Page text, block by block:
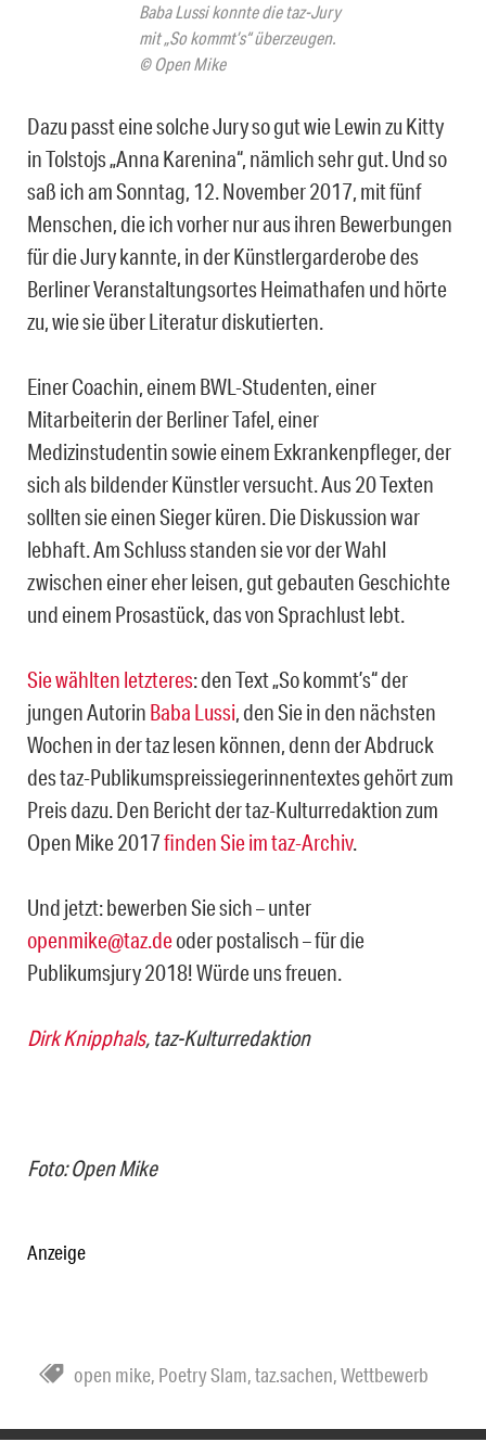
Baba Lussi konnte die taz-Jury
mit „So kommt’s“ überzeugen.
© Open Mike
Dazu passt eine solche Jury so gut wie Lewin zu Kitty
in Tolstojs „Anna Karenina“, nämlich sehr gut. Und so
saß ich am Sonntag, 12. November 2017, mit fünf
Menschen, die ich vorher nur aus ihren Bewerbungen
für die Jury kannte, in der Künstlergarderobe des
Berliner Veranstaltungsortes Heimathafen und hörte
zu, wie sie über Literatur diskutierten.
Einer Coachin, einem BWL-Studenten, einer
Mitarbeiterin der Berliner Tafel, einer
Medizinstudentin sowie einem Exkrankenpfleger, der
sich als bildender Künstler versucht. Aus 20 Texten
sollten sie einen Sieger küren. Die Diskussion war
lebhaft. Am Schluss standen sie vor der Wahl
zwischen einer eher leisen, gut gebauten Geschichte
und einem Prosastück, das von Sprachlust lebt.
Sie wählten letzteres: den Text „So kommt’s“ der
jungen Autorin Baba Lussi, den Sie in den nächsten
Wochen in der taz lesen können, denn der Abdruck
des taz-Publikumspreissiegerinnentextes gehört zum
Preis dazu. Den Bericht der taz-Kulturredaktion zum
Open Mike 2017finden Sie im taz-Archiv.
Und jetzt: bewerben Sie sich – unter
openmike@taz.deoder postalisch – für die
Publikumsjury 2018! Würde uns freuen.
Dirk Knipphals, taz-Kulturredaktion
Foto: Open Mike
Anzeige
open mike, Poetry Slam,taz.sachen,Wettbewerb